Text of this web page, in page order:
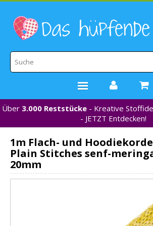
STOFFE
WEBBÄNDER
MARKEN
*NEU*
NÄHZUBEHÖR
Über 3.000 Reststücke- Kreative
- JETZT Entdecken!
1m Flach- und
Plain Stitches senf-
20mm